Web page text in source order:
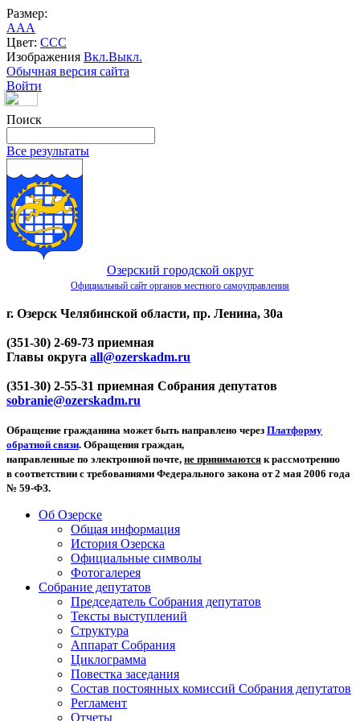
Размер:
AAA
Цвет: CCC
Изображения Вкл.Выкл.
Обычная версия сайта
Войти
Поиск
Все результаты
Озерский городской округ
Официальный сайт органов местного самоуправления
г. Озерск Челябинской области, пр. Ленина, 30а
(351-30) 2-69-73 приемная
Главы округа all@ozerskadm.ru
(351-30) 2-55-31 приемная Собрания депутатов
sobranie@ozerskadm.ru
Обращение гражданина может быть направлено через Платформу
обратной связи. Обращения граждан,
направленные по электронной почте, не принимаются к рассмотрению
в соответствии с требованиями Федерального закона от 2 мая 2006 года
№ 59-ФЗ.
Об Озерске
Общая информация
История Озерска
Официальные символы
Фотогалерея
Собрание депутатов
Председатель Собрания депутатов
Тексты выступлений
Структура
Аппарат Собрания
Циклограмма
Повестка заседания
Состав постоянных комиссий Собрания депутатов
Регламент
Отчеты